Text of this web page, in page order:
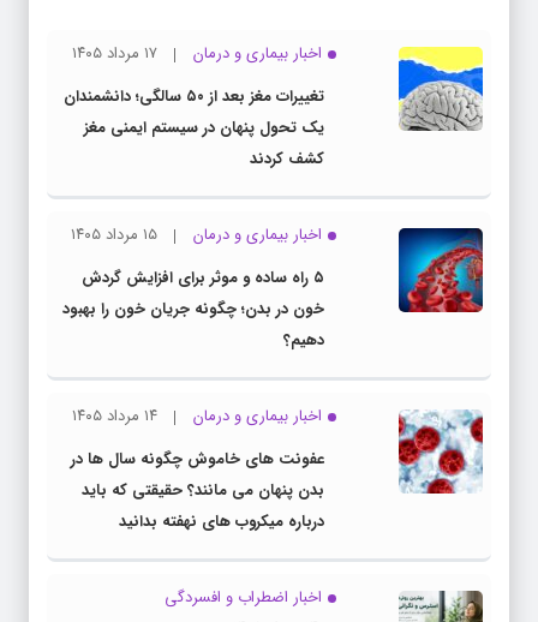
اخبار بیماری و درمان
۱۷ مرداد ۱۴۰۵
تغییرات مغز بعد از ۵۰ سالگی؛ دانشمندان
یک تحول پنهان در سیستم ایمنی مغز
کشف کردند
اخبار بیماری و درمان
۱۵ مرداد ۱۴۰۵
۵ راه ساده و موثر برای افزایش گردش
خون در بدن؛ چگونه جریان خون را بهبود
دهیم؟
اخبار بیماری و درمان
۱۴ مرداد ۱۴۰۵
عفونت های خاموش چگونه سال ها در
بدن پنهان می مانند؟ حقیقتی که باید
درباره میکروب های نهفته بدانید
اخبار اضطراب و افسردگی